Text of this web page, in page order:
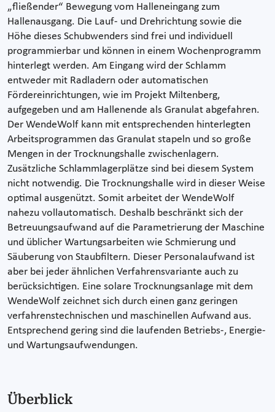
„fließender“ Bewegung vom Halleneingang zum
Hallenausgang. Die Lauf- und Drehrichtung sowie die
Höhe dieses Schubwenders sind frei und individuell
programmierbar und können in einem Wochenprogramm
hinterlegt werden. Am Eingang wird der Schlamm
entweder mit Radladern oder automatischen
Fördereinrichtungen, wie im Projekt Miltenberg,
aufgegeben und am Hallenende als Granulat abgefahren.
Der WendeWolf kann mit entsprechenden hinterlegten
Arbeitsprogrammen das Granulat stapeln und so große
Mengen in der Trocknungshalle zwischenlagern.
Zusätzliche Schlammlagerplätze sind bei diesem System
nicht notwendig. Die Trocknungshalle wird in dieser Weise
optimal ausgenützt. Somit arbeitet der WendeWolf
nahezu vollautomatisch. Deshalb beschränkt sich der
Betreuungsaufwand auf die Parametrierung der Maschine
und üblicher Wartungsarbeiten wie Schmierung und
Säuberung von Staubfiltern. Dieser Personalaufwand ist
aber bei jeder ähnlichen Verfahrensvariante auch zu
berücksichtigen. Eine solare Trocknungsanlage mit dem
WendeWolf zeichnet sich durch einen ganz geringen
verfahrenstechnischen und maschinellen Aufwand aus.
Entsprechend gering sind die laufenden Betriebs-, Energie-
und Wartungsaufwendungen.
Überblick